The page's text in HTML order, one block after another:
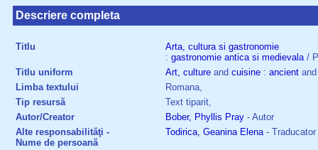
Descriere completa
Titlu Arta, cultura si gastronomie
: gastronomie antica si medievala/
Titlu uniform
Art, culture and cuisine : ancient
Limba textului
Romana,
Tip resursă
Text tiparit,
Autor/Creator
Bober, Phyllis Pray - Autor
Alte responsabilităţi -
Nume de persoană
Todirica, Geanina Elena- Traducator